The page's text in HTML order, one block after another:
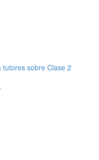
sobre Clase 2